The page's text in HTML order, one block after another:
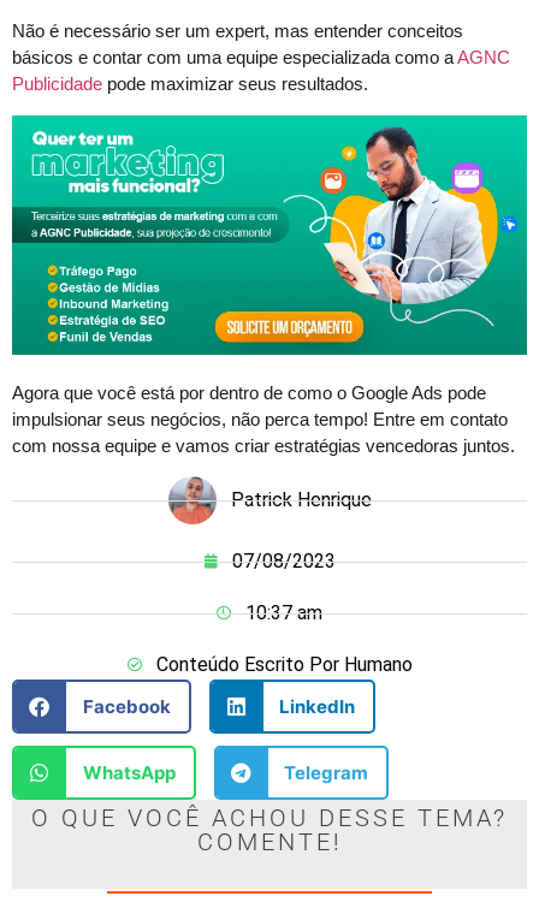
Não é necessário ser um expert, mas entender conceitos
básicos e contar com uma equipe especializada como aAGNC
Publicidade pode maximizar seus resultados.
Agora que você está por dentro de como o Google Ads pode
impulsionar seus negócios, não perca tempo! Entre em contato
com nossa equipe e vamos criar estratégias vencedoras juntos.
Patrick Henrique
07/08/2023
10:37 am
Conteúdo Escrito Por Humano
Facebook
LinkedIn
WhatsApp Telegram
O QUE VOCÊ ACHOU DESSE TEMA?
COMENTE!